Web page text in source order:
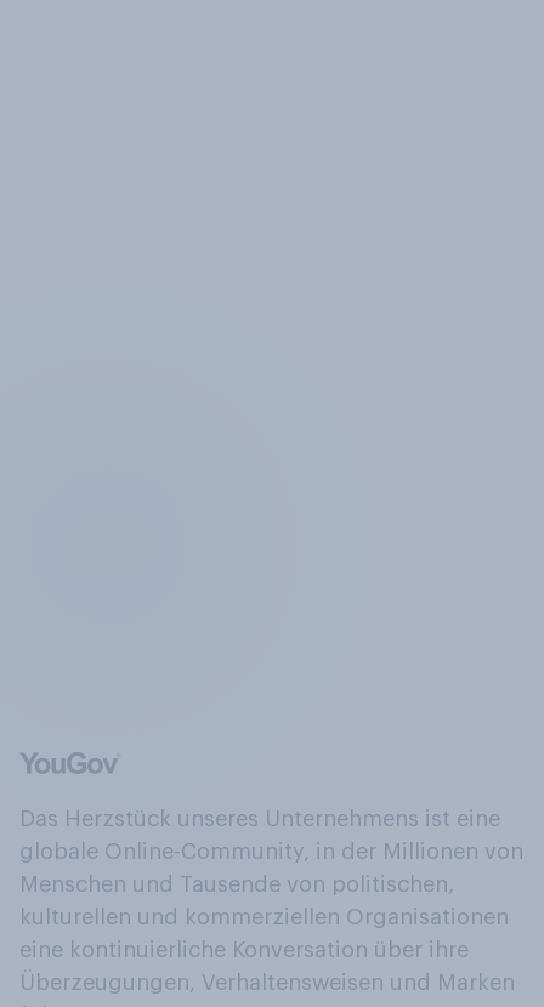
Das Herzstück unseres Unternehmens ist eine
globale Online-Community, in der Millionen von
Menschen und Tausende von politischen,
kulturellen und kommerziellen Organisationen
eine kontinuierliche Konversation über ihre
Überzeugungen, Verhaltensweisen und Marken